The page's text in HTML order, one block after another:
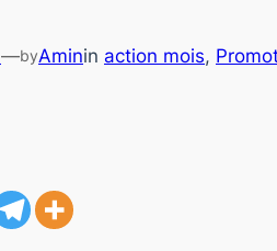
—byAminin action mois,